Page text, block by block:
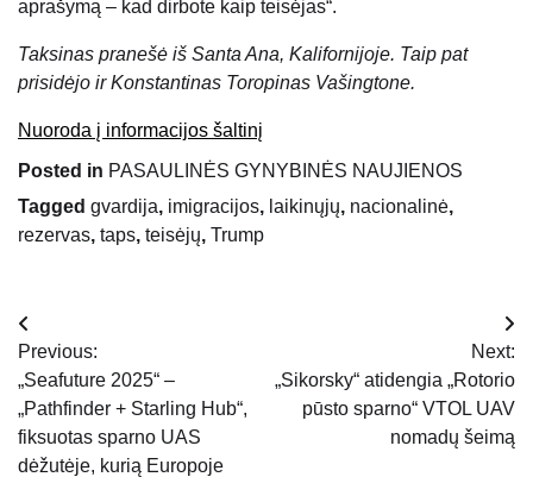
aprašymą – kad dirbote kaip teisėjas“.
Taksinas pranešė iš Santa Ana, Kalifornijoje. Taip pat
prisidėjo ir Konstantinas Toropinas Vašingtone.
Nuoroda į informacijos šaltinį
Posted in PASAULINĖS GYNYBINĖS NAUJIENOS
Tagged gvardija, imigracijos, laikinųjų, nacionalinė,
rezervas, taps, teisėjų, Trump
Navigacija
tarp
įrašų
Previous:
„Seafuture 2025“ –
„Pathfinder + Starling Hub“,
fiksuotas sparno UAS
dėžutėje, kurią Europoje
Next:
„Sikorsky“ atidengia „Rotorio
pūsto sparno“ VTOL UAV
nomadų šeimą